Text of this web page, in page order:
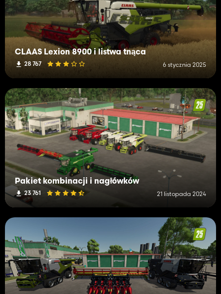
CLAAS Lexion 8900 i listwa tnąca
28 767 6 stycznia 2025
Pakiet kombinacji i nagłówków
23 761 21 listopada 2024